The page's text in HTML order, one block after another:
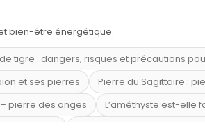
bien-être énergétique.
tigre : dangers, risques et précautions
et ses pierres Pierre du Sagittaire :
pierre des anges L’améthyste est-elle